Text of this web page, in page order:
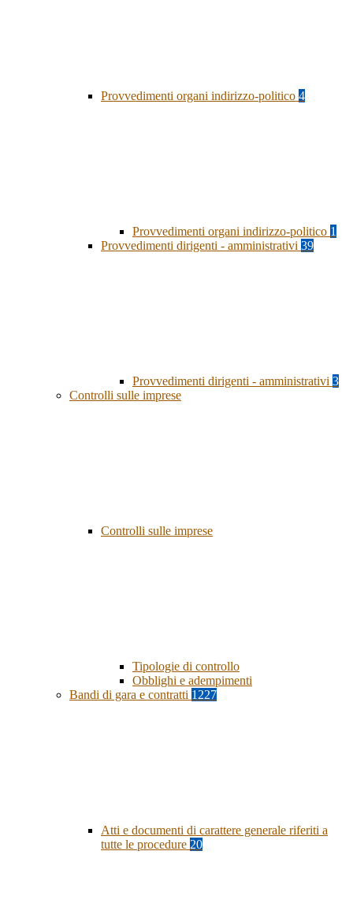
Provvedimenti organi indirizzo-politico 4
Provvedimenti organi indirizzo-politico 1
Provvedimenti dirigenti - amministrativi 39
Provvedimenti dirigenti - amministrativi 3
Controlli sulle imprese
Controlli sulle imprese
Tipologie di controllo
Obblighi e adempimenti
Bandi di gara e contratti 1227
Atti e documenti di carattere generale riferiti a
tutte le procedure 20